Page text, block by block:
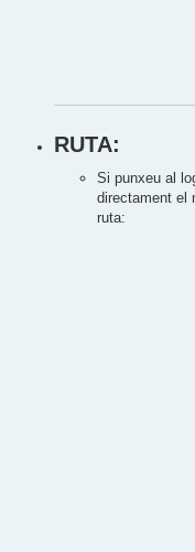
RUTA:
Si punxeu al
directament el
ruta: